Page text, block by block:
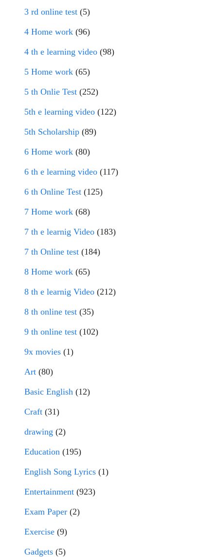
3 rd online test (5)
4 Home work (96)
4 th e learning video (98)
5 Home work (65)
5 th Onlie Test (252)
5th e learning video (122)
5th Scholarship (89)
6 Home work (80)
6 th e learning video (117)
6 th Online Test (125)
7 Home work (68)
7 th e learnig Video (183)
7 th Online test (184)
8 Home work (65)
8 th e learnig Video (212)
8 th online test (35)
9 th online test (102)
9x movies (1)
Art (80)
Basic English (12)
Craft (31)
drawing (2)
Education (195)
English Song Lyrics (1)
Entertainment (923)
Exam Paper (2)
Exercise (9)
Gadgets (5)